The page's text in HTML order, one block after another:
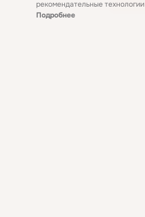
рекомендательные технологии
Подробнее